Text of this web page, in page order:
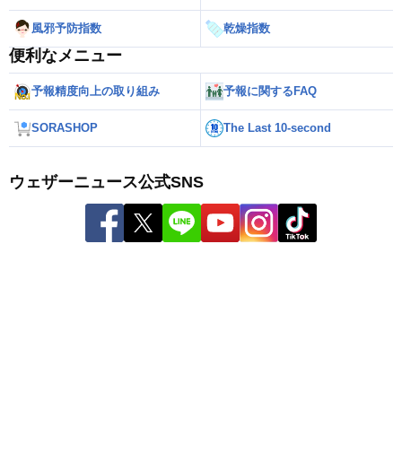
風邪予防指数 乾燥指数
便利なメニュー
予報精度向上の取り組み 予報に関するFAQ
SORASHOP The Last 10-second
ウェザーニュース公式SNS